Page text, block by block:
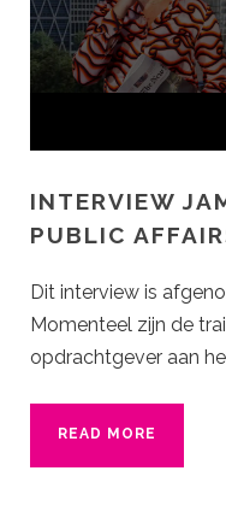
INTERVIEW
PUBLIC
Dit interview is
Momenteel zijn de
opdrachtgever aan
READ MORE